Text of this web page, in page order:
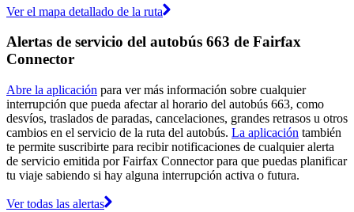
Ver el mapa detallado de la ruta
Alertas de servicio del autobús 663 de Fairfax
Connector
Abre la aplicación para ver más información sobre cualquier
interrupción que pueda afectar al horario del autobús 663, como
desvíos, traslados de paradas, cancelaciones, grandes retrasos u otros
cambios en el servicio de la ruta del autobús. La aplicación también
te permite suscribirte para recibir notificaciones de cualquier alerta
de servicio emitida por Fairfax Connector para que puedas planificar
tu viaje sabiendo si hay alguna interrupción activa o futura.
Ver todas las alertas